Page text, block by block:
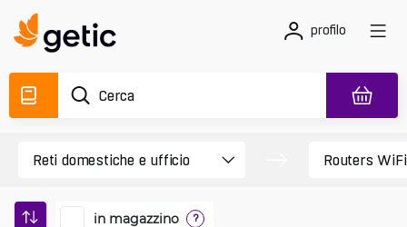
profilo
in magazzino ?